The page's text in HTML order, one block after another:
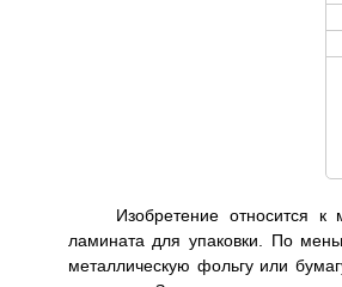
Изобретение относится к
ламината для упаковки. По
металлическую фольгу или